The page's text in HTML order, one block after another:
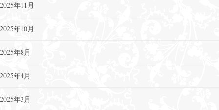
2025年11月
2025年10月
2025年8月
2025年4月
2025年3月